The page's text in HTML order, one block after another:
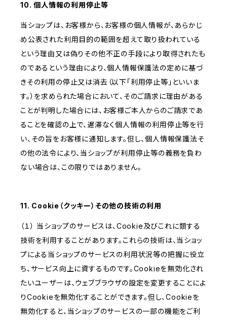
10. 個人情報の利用停止等
当ショップは、お客様から、お客様の個人情報が、あらかじ
め公表された利用目的の範囲を超えて取り扱われている
という理由又は偽りその他不正の手段により取得されたも
のであるという理由により、個人情報保護法の定めに基づ
きその利用の停止又は消去（以下「利用停止等」といいま
す。）を求められた場合において、そのご請求に理由がある
ことが判明した場合には、お客様ご本人からのご請求であ
ることを確認の上で、遅滞なく個人情報の利用停止等を行
い、その旨をお客様に通知します。但し、個人情報保護法そ
の他の法令により、当ショップが利用停止等の義務を負わ
ない場合は、この限りではありません。
11. Cookie（クッキー）その他の技術の利用
（１） 当ショップのサービスは、Cookie及びこれに類する
技術を利用することがあります。これらの技術は、当ショッ
プによる当ショップのサービスの利用状況等の把握に役立
ち、サービス向上に資するものです。Cookieを無効化され
たいユーザーは、ウェブブラウザの設定を変更することによ
りCookieを無効化することができます。但し、Cookieを
無効化すると、当ショップのサービスの一部の機能をご利